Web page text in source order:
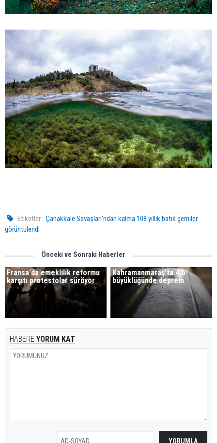
Etiketler : Çanakkale Savaşları'ndan kalma 108 yıllık batık gemiler
görüntülendi
Önceki ve Sonraki Haberler
Fransa'da emeklilik reformu
karşıtı protestolar sürüyor
Kahramanmaraş’ta 4,6
büyüklüğünde deprem
HABERE YORUM KAT